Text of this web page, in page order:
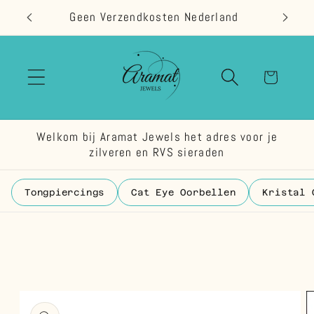
naar de
content
Geen Verzendkosten Nederland
Welkom bij Aramat Jewels het adres voor je
zilveren en RVS sieraden
Tongpiercings Cat Eye Oorbellen Kristal
direct naar